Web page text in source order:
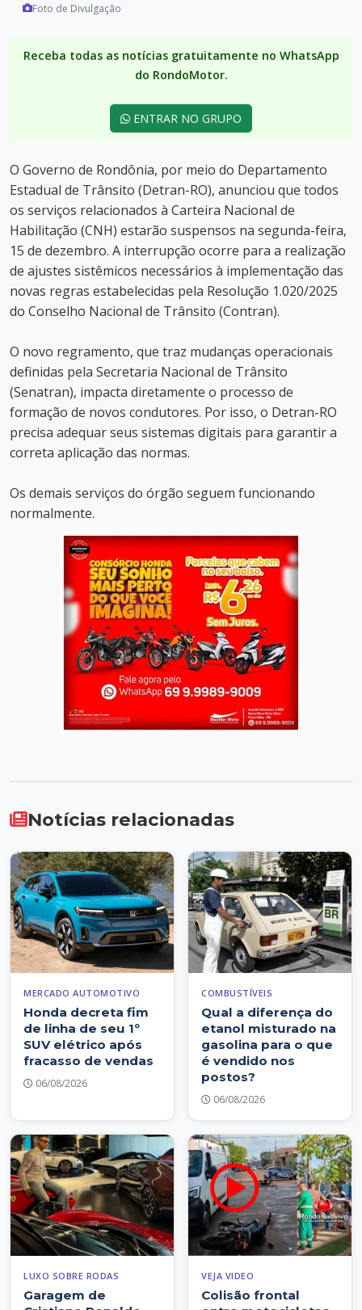
Foto de Divulgação
Receba todas as notícias gratuitamente no WhatsApp
do RondoMotor.
ENTRAR NO GRUPO
O Governo de Rondônia, por meio do Departamento
Estadual de Trânsito (Detran-RO), anunciou que todos
os serviços relacionados à Carteira Nacional de
Habilitação (CNH) estarão suspensos na segunda-feira,
15 de dezembro. A interrupção ocorre para a realização
de ajustes sistêmicos necessários à implementação das
novas regras estabelecidas pela Resolução 1.020/2025
do Conselho Nacional de Trânsito (Contran).
O novo regramento, que traz mudanças operacionais
definidas pela Secretaria Nacional de Trânsito
(Senatran), impacta diretamente o processo de
formação de novos condutores. Por isso, o Detran-RO
precisa adequar seus sistemas digitais para garantir a
correta aplicação das normas.
Os demais serviços do órgão seguem funcionando
normalmente.
Notícias relacionadas
MERCADO AUTOMOTIVO
Honda decreta fim
de linha de seu 1º
SUV elétrico após
fracasso de vendas
06/08/2026
COMBUSTÍVEIS
Qual a diferença do
etanol misturado na
gasolina para o que
é vendido nos
postos?
06/08/2026
LUXO SOBRE RODAS
Garagem de
VEJA VIDEO
Colisão frontal